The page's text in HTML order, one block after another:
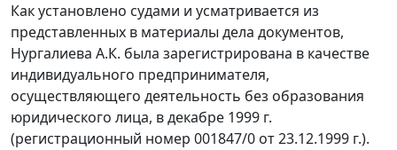
Как установлено судами и усматривается из
представленных в материалы дела документов,
Нургалиева А.К. была зарегистрирована в качестве
индивидуального предпринимателя,
осуществляющего деятельность без образования
юридического лица, в декабре 1999 г.
(регистрационный номер 001847/0 от 23.12.1999 г.).